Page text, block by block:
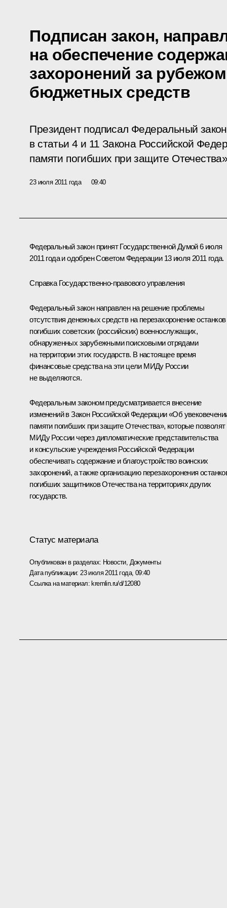
Подписан закон,
на обеспечение
захоронений за рубежом
бюджетных средств
Президент подписал Федеральный
в статьи 4 и 11 Закона Российской
памяти погибших при защите
23 июля 2011 года 09:40
Федеральный закон принят Государственной Думой 6 июля
2011 года и одобрен Советом Федерации 13 июля 2011 года.
Справка Государственно-правового управления
Федеральный закон направлен на решение проблемы
отсутствия денежных средств на перезахоронение останков
погибших советских (российских) военнослужащих,
обнаруженных зарубежными поисковыми отрядами
на территории этих государств. В настоящее время
финансовые средства на эти цели МИДу России
не выделяются.
Федеральным законом предусматривается внесение
изменений в Закон Российской Федерации «Об
памяти погибших при защите Отечества», которые позволят
МИДу России через дипломатические представительства
и консульские учреждения Российской Федерации
обеспечивать содержание и благоустройство воинских
захоронений, а также организацию перезахоронения
погибших защитников Отечества на территориях других
государств.
Статус материала
Опубликован в разделах: Новости, Документы
Дата публикации: 23 июля 2011 года, 09:40
Ссылка на материал: kremlin.ru/d/12080